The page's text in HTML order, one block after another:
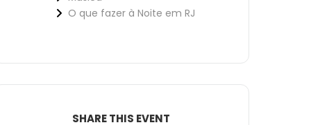
O que fazer à Noite em RJ
SHARE THIS EVENT